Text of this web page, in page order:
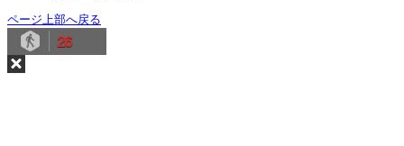
ページ上部へ戻る
26